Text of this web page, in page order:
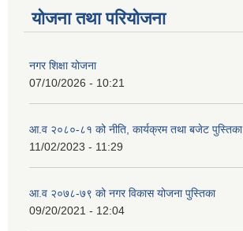
योजना तथा परियोजना
नगर शिक्षा योजना
07/10/2026 - 10:21
आ.व २०८०-८१ को नीति, कार्यक्रम तथा बजेट पुस्तिका
11/02/2023 - 11:29
आ.व २०७८-७९ को नगर विकास योजना पुस्तिका
09/20/2021 - 12:04